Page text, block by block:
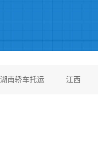
湖南轿车托运 江西